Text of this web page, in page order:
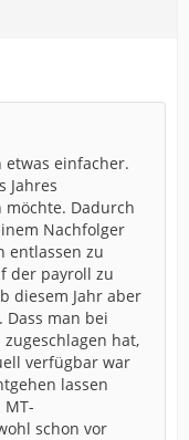
etwas einfacher.
Jahres
möchte. Dadurch
Nachfolger
entlassen zu
der payroll zu
diesem Jahr aber
man bei
hat,
verfügbar war
lassen
MT-
schon vor